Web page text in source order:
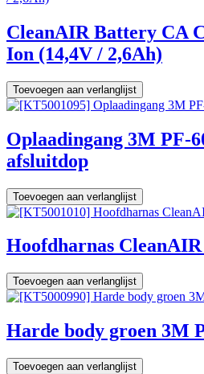
CleanAIR Battery CA
Ion (14,4V / 2,6Ah)
Toevoegen aan verlanglijst
Oplaadingang 3M PF-
afsluitdop
Toevoegen aan verlanglijst
Hoofdharnas
Toevoegen aan verlanglijst
Harde body groen 3M
Toevoegen aan verlanglijst